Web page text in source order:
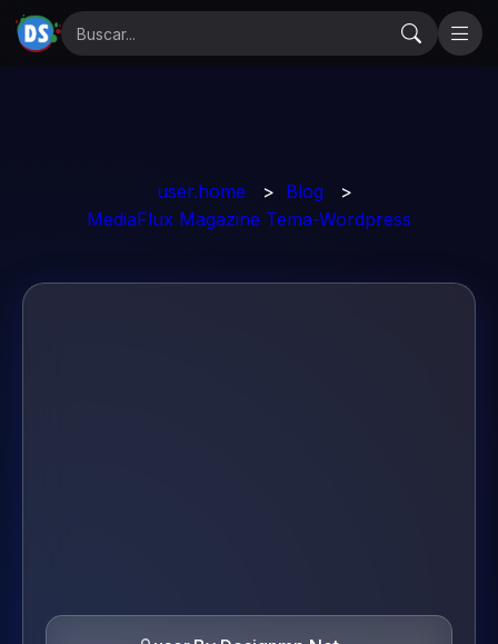
user.home > Blog
>
MediaFlux Magazine Tema-Wordpress